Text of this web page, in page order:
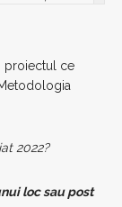
proiectul ce
2022?
loc sau post